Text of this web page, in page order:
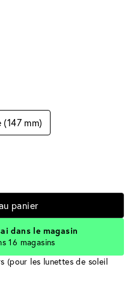
(147 mm)
panier
dans le magasin
16 magasins
(pour les lunettes de soleil